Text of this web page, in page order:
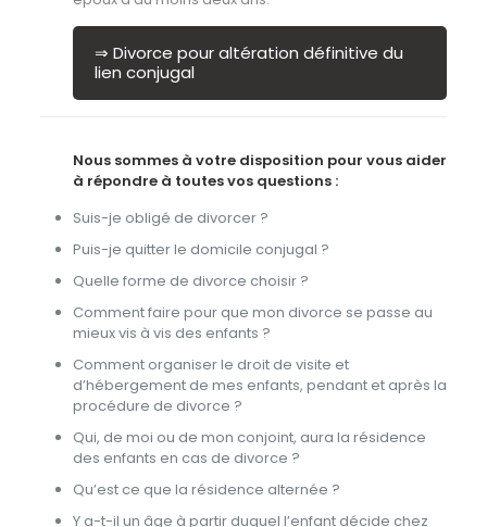
⇒ Divorce pour altération définitive du
lien conjugal
Nous sommes à votre disposition pour vous aider
à répondre à toutes vos questions :
Suis-je obligé de divorcer ?
Puis-je quitter le domicile conjugal ?
Quelle forme de divorce choisir ?
Comment faire pour que mon divorce se passe au
mieux vis à vis des enfants ?
Comment organiser le droit de visite et
d’hébergement de mes enfants, pendant et après la
procédure de divorce ?
Qui, de moi ou de mon conjoint, aura la résidence
des enfants en cas de divorce ?
Qu’est ce que la résidence alternée ?
Y a-t-il un âge à partir duquel l’enfant décide chez